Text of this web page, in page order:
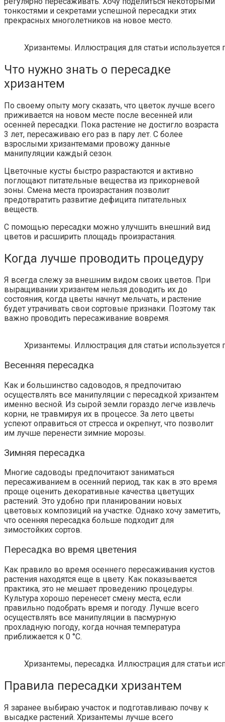
тонкостями и секретами успешной пересадки этих
прекрасных многолетников на новое место.
Хризантемы. Иллюстрация для статьи используется
Что нужно знать о пересадке
хризантем
По своему опыту могу сказать, что цветок лучше всего
приживается на новом месте после весенней или
осенней пересадки. Пока растение не достигло возраста
3 лет, пересаживаю его раз в пару лет. С более
взрослыми хризантемами провожу данные
манипуляции каждый сезон.
Цветочные кусты быстро разрастаются и активно
поглощают питательные вещества из прикорневой
зоны. Смена места произрастания позволит
предотвратить развитие дефицита питательных
веществ.
С помощью пересадки можно улучшить внешний вид
цветов и расширить площадь произрастания.
Когда лучше проводить процедуру
Я всегда слежу за внешним видом своих цветов. При
выращивании хризантем нельзя доводить их до
состояния, когда цветы начнут мельчать, и растение
будет утрачивать свои сортовые признаки. Поэтому так
важно проводить пересаживание вовремя.
Хризантемы. Иллюстрация для статьи используется
Весенняя пересадка
Как и большинство садоводов, я предпочитаю
осуществлять все манипуляции с пересадкой хризантем
именно весной. Из сырой земли гораздо легче извлечь
корни, не травмируя их в процессе. За лето цветы
успеют оправиться от стресса и окрепнут, что позволит
им лучше перенести зимние морозы.
Зимняя пересадка
Многие садоводы предпочитают заниматься
пересаживанием в осенний период, так как в это время
проще оценить декоративные качества цветущих
растений. Это удобно при планировании новых
цветовых композиций на участке. Однако хочу заметить,
что осенняя пересадка больше подходит для
зимостойких сортов.
Пересадка во время цветения
Как правило во время осеннего пересаживания кустов
растения находятся еще в цвету. Как показывается
практика, это не мешает проведению процедуры.
Культура хорошо перенесет смену места, если
правильно подобрать время и погоду. Лучше всего
осуществлять все манипуляции в пасмурную
прохладную погоду, когда ночная температура
приближается к 0 °С.
Хризантемы, пересадка. Иллюстрация для статьи
Правила пересадки хризантем
Я заранее выбираю участок и подготавливаю почву к
высадке растений. Хризантемы лучше всего